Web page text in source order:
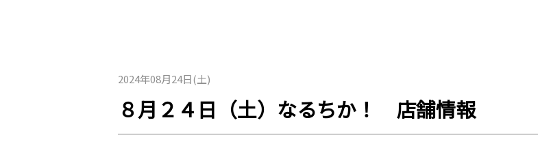
2024年08月24日(土)
８月２４日（土）なるちか！ 店舗情報